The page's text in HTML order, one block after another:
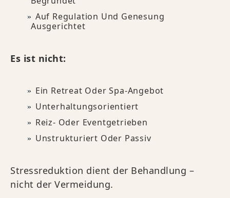
Auf Regulation Und Genesung
Ausgerichtet
Es ist nicht:
Ein Retreat Oder Spa-Angebot
Unterhaltungsorientiert
Reiz- Oder Eventgetrieben
Unstrukturiert Oder Passiv
Stressreduktion dient der Behandlung –
nicht der Vermeidung.